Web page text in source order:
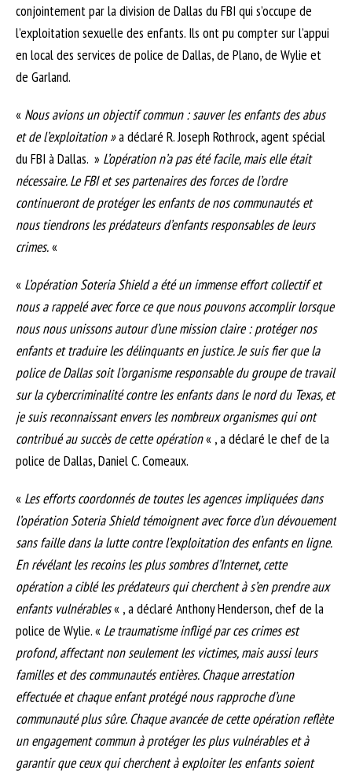
conjointement par la division de Dallas du FBI qui s’occupe de
l’exploitation sexuelle des enfants. Ils ont pu compter sur l’appui
en local des services de police de Dallas, de Plano, de Wylie et
de Garland.
« Nous avions un objectif commun : sauver les enfants des abus
et de l’exploitation »a déclaré R. Joseph Rothrock, agent spécial
du FBI à Dallas. » L’opération n’a pas été facile, mais elle était
nécessaire. Le FBI et ses partenaires des forces de l’ordre
continueront de protéger les enfants de nos communautés et
nous tiendrons les prédateurs d’enfants responsables de leurs
crimes.«
« L’opération Soteria Shield a été un immense effort collectif et
nous a rappelé avec force ce que nous pouvons accomplir lorsque
nous nous unissons autour d’une mission claire : protéger nos
enfants et traduire les délinquants en justice. Je suis fier que la
police de Dallas soit l’organisme responsable du groupe de travail
sur la cybercriminalité contre les enfants dans le nord du Texas, et
je suis reconnaissant envers les nombreux organismes qui ont
contribué au succès de cette opération« , a déclaré le chef de la
police de Dallas, Daniel C. Comeaux.
« Les efforts coordonnés de toutes les agences impliquées dans
l’opération Soteria Shield témoignent avec force d’un dévouement
sans faille dans la lutte contre l’exploitation des enfants en ligne.
En révélant les recoins les plus sombres d’Internet, cette
opération a ciblé les prédateurs qui cherchent à s’en prendre aux
enfants vulnérables« , a déclaré Anthony Henderson, chef de la
police de Wylie. « Le traumatisme infligé par ces crimes est
profond, affectant non seulement les victimes, mais aussi leurs
familles et des communautés entières. Chaque arrestation
effectuée et chaque enfant protégé nous rapproche d’une
communauté plus sûre. Chaque avancée de cette opération reflète
un engagement commun à protéger les plus vulnérables et à
garantir que ceux qui cherchent à exploiter les enfants soient